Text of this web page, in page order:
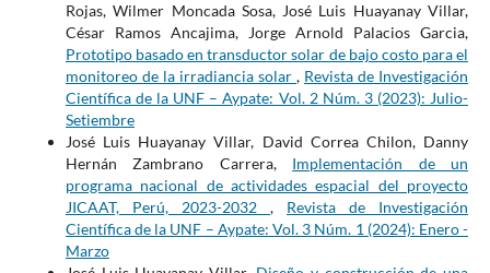
Rojas, Wilmer Moncada Sosa, José Luis Huayanay Villar,
César Ramos Ancajima, Jorge Arnold Palacios Garcia,
Prototipo basado en transductor solar de bajo costo para el
monitoreo de la irradiancia solar, Revista de Investigación
Científica de la UNF – Aypate: Vol. 2 Núm. 3 (2023): Julio-
Setiembre
José Luis Huayanay Villar, David Correa Chilon, Danny
Hernán Zambrano Carrera, Implementación de un
programa nacional de actividades espacial del proyecto
JICAAT, Perú, 2023-2032 , Revista de Investigación
Científica de la UNF – Aypate: Vol. 3 Núm. 1 (2024): Enero -
Marzo